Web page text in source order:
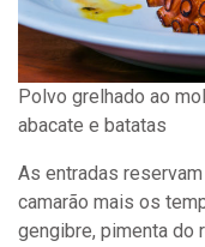
Polvo grelhado ao
abacate e batatas
As entradas
camarão mais os
gengibre, pimenta do